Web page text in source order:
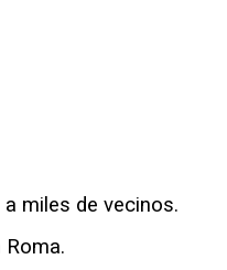
miles de vecinos.